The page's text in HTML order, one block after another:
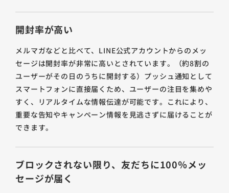
開封率が高い
メルマガなどと比べて、LINE公式アカウントからのメッ
セージは開封率が非常に高いとされています。（約8割の
ユーザーがその日のうちに開封する）プッシュ通知として
スマートフォンに直接届くため、ユーザーの注目を集めや
すく、リアルタイムな情報伝達が可能です。これにより、
重要な告知やキャンペーン情報を見逃さずに届けることが
できます。
ブロックされない限り、友だちに100％メッ
セージが届く